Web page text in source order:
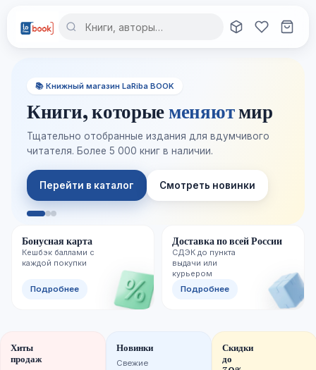
📚 Книжный магазин LaRiba BOOK
Книги, которыеменяютмир
Тщательно отобранные издания для вдумчивого
читателя. Более 5 000 книг в наличии.
Перейти в каталог Смотреть новинки
Бонусная карта
Кешбэк баллами с
каждой покупки
Подробнее
Доставка по всей России
СДЭК до пункта
выдачи или
курьером
Подробнее
Хиты
продаж
Новинки
Свежие
Скидки
до